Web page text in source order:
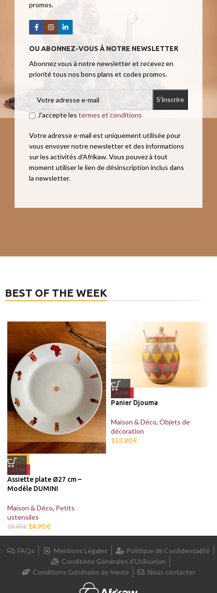
promos.
OU ABONNEZ-VOUS À NOTRE NEWSLETTER
Abonnez vous à notre newsletter et recevez en
priorité tous nos bons plans et codes promos.
J'accepte les termes et conditions
Votre adresse e-mail est uniquement utilisée pour
vous envoyer notre newsletter et des informations
sur les activités d'Afrikaw. Vous pouvez à tout
moment utiliser le lien de désinscription inclus dans
la newsletter.
BEST OF THE WEEK
-25%
STAR
Assiette plate Ø27 cm –
Modèle DUMINI
Maison & Déco, Petits
ustensiles
19,90€ 14,90€
STAR
Panier Djouma
Maison & Déco, Objets de
décoration
153,80€
FAQs Mentions Légales
Politique de Confidentialité
Conditions Générales d’Utilisation
Conditions Générales de Vente
Nous contacter